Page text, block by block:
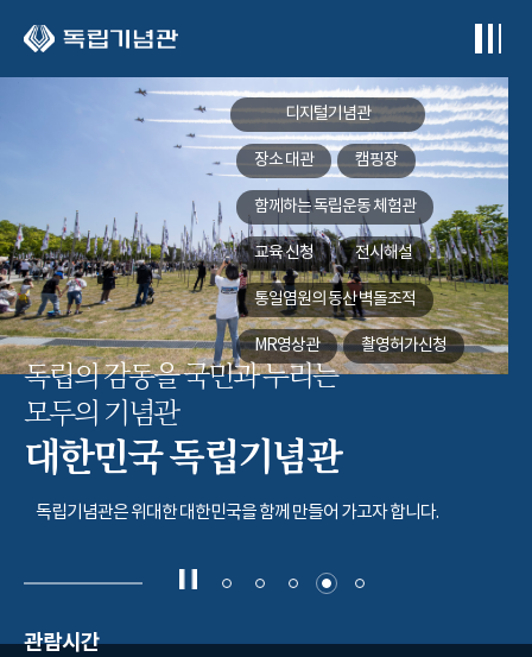
디지털기념관
장소 대관 캠핑장
함께하는독립운동 체험관
교육 신청 전시해설
통일염원의 동산벽돌조적
MR영상관 촬영허가신청
독립의 감동을 국민과 누리는
모두의 기념관
대한민국 독립기념관
독립기념관은 위대한 대한민국을 함께 만들어 가고자 합니다.
관람시간